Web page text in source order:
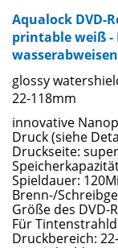
Aqualock DVD-
printable weiß -
glossy
22-118mm
innovative
Druck (siehe
Druckseite:
Spieldauer:
Brenn-/
Größe des DVD-
Für
Druckbereich: